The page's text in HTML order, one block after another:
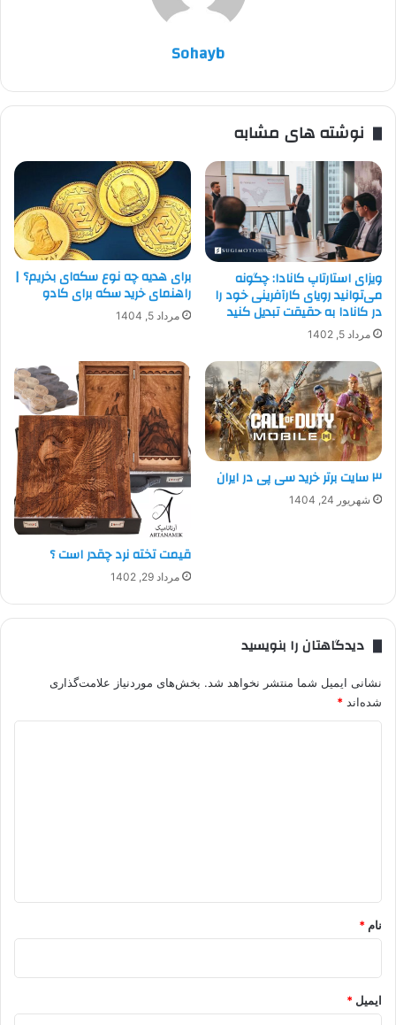
Sohayb
نوشته های مشابه
ویزای استارتاپ کانادا: چگونه
می‌توانید رویای کارآفرینی خود را
در کانادا به حقیقت تبدیل کنید
مرداد 5, 1402
برای هدیه چه نوع سکه‌ای بخریم؟ |
راهنمای خرید سکه برای کادو
مرداد 5, 1404
۳ سایت برتر خرید سی پی در ایران
شهریور 24, 1404
قیمت تخته نرد چقدر است ؟
مرداد 29, 1402
دیدگاهتان را بنویسید
نشانی ایمیل شما منتشر نخواهد شد. بخش‌های موردنیاز علامت‌گذاری
شده‌اند *
نام *
ایمیل *